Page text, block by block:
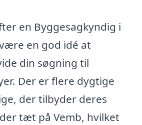
en Byggesagkyndig i
en god idé at
din søgning til
Der er flere dygtige
der tilbyder deres
tæt på Vemb, hvilket